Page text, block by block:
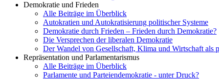
Demokratie und Frieden
Alle Beiträge im Überblick
Autokratien und Autokratisierung politischer Systeme
Demokratie durch Frieden – Frieden durch Demokratie?
Die Versprechen der liberalen Demokratie
Der Wandel von Gesellschaft, Klima und Wirtschaft als
Repräsentation und Parlamentarismus
Alle Beiträge im Überblick
Parlamente und Parteiendemokratie - unter Druck?